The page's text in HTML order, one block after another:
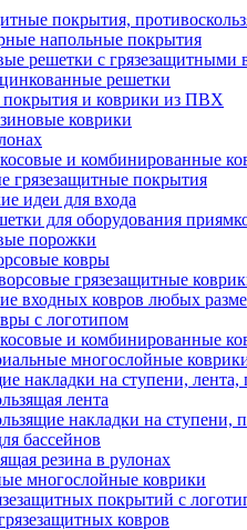
покрытия,
напольные покрытия
решетки с грязезащитными
решетки
и коврики из ПВХ
коврики
и комбинированные
грязезащитные покрытия
идеи для входа
для оборудования
порожки
ковры
грязезащитные
входных ковров любых
с логотипом
и комбинированные
многослойные
накладки на ступени, лента,
лента
накладки на ступени,
бассейнов
резина в рулонах
многослойные коврики
покрытий с
ковров